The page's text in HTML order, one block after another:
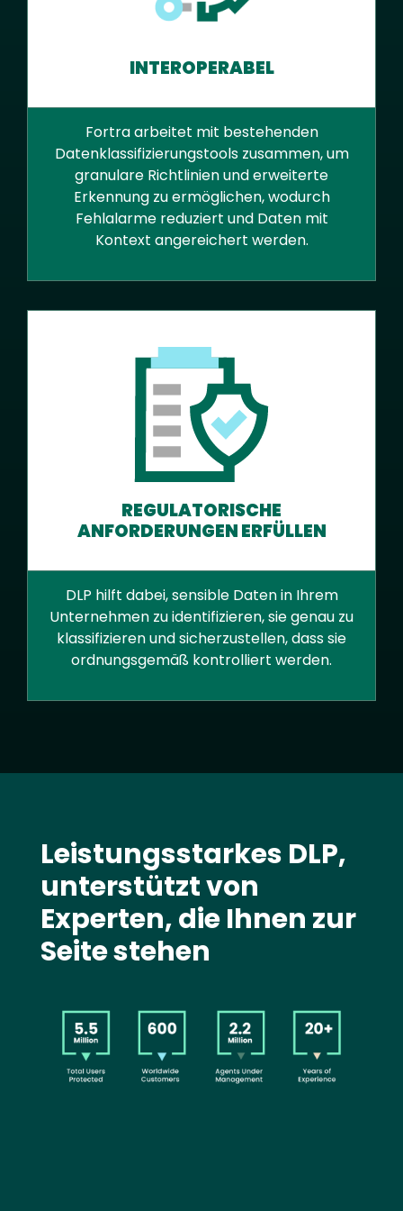
INTEROPERABEL
Fortra arbeitet mit bestehenden
Datenklassifizierungstools zusammen, um
granulare Richtlinien und erweiterte
Erkennung zu ermöglichen, wodurch
Fehlalarme reduziert und Daten mit
Kontext angereichert werden.
REGULATORISCHE
ANFORDERUNGEN ERFÜLLEN
DLP hilft dabei, sensible Daten in Ihrem
Unternehmen zu identifizieren, sie genau zu
klassifizieren und sicherzustellen, dass sie
ordnungsgemäß kontrolliert werden.
Leistungsstarkes DLP,
unterstützt von
Experten, die Ihnen zur
Seite stehen
Image